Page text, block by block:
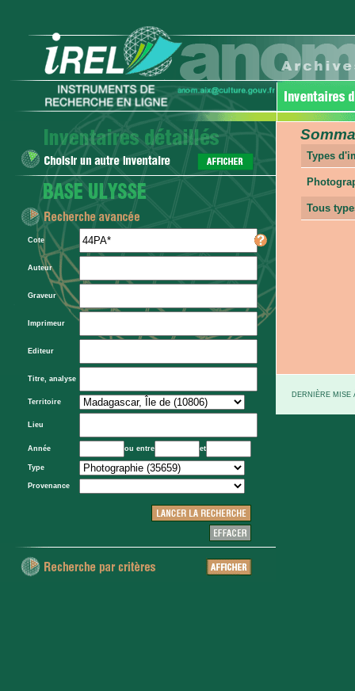
Cote
Auteur
Graveur
Imprimeur
Editeur
Titre, analyse
Territoire
Lieu
Année ou entre et
Type
Provenance
Types
Tous
DERNIÈRE MISE